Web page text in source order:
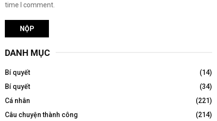
time I comment.
DANH MỤC
Bí quyết
(14)
Bí quyết
(34)
Cá nhân
(221)
Câu chuyện thành công
(214)